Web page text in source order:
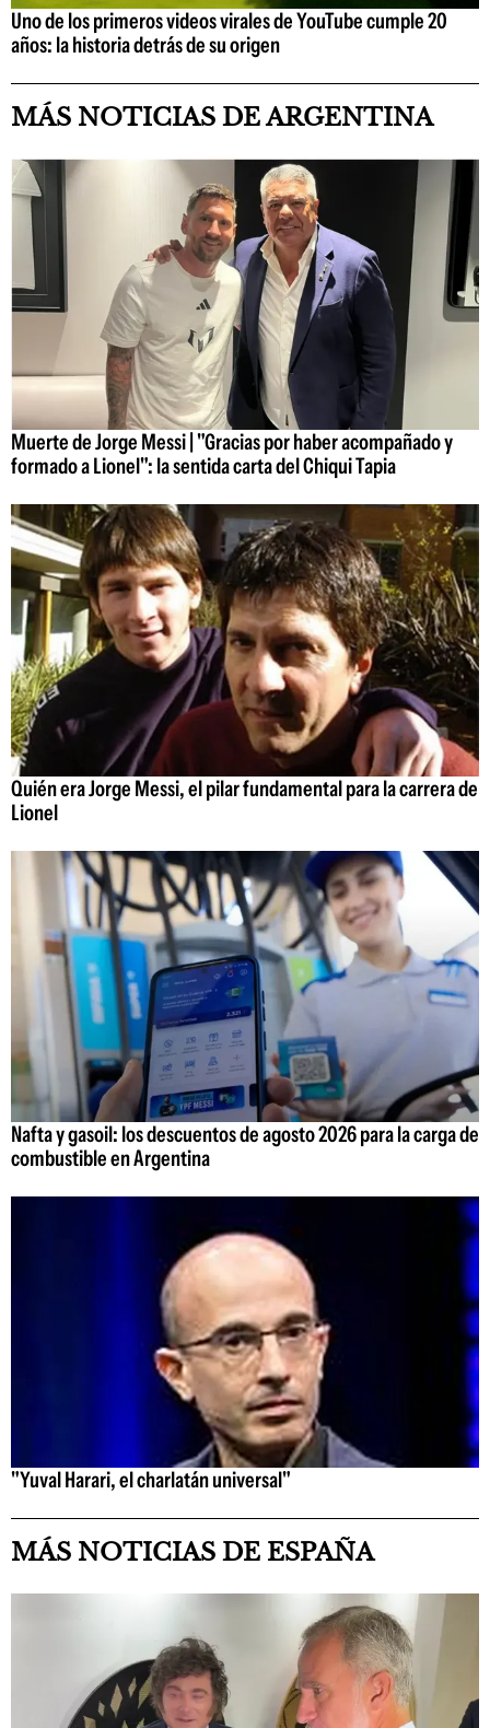
Uno de los primeros videos virales de YouTube cumple 20
años: la historia detrás de su origen
MÁS NOTICIAS DE ARGENTINA
Muerte de Jorge Messi | "Gracias por haber acompañado y
formado a Lionel": la sentida carta del Chiqui Tapia
Quién era Jorge Messi, el pilar fundamental para la carrera de
Lionel
Nafta y gasoil: los descuentos de agosto 2026 para la carga de
combustible en Argentina
"Yuval Harari, el charlatán universal"
MÁS NOTICIAS DE ESPAÑA